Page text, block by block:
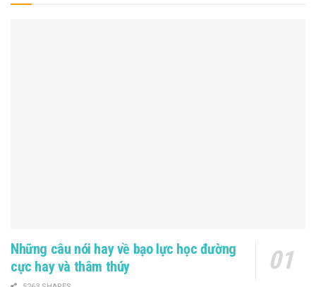
Những câu nói hay về bạo lực học đường
cực hay và thâm thúy